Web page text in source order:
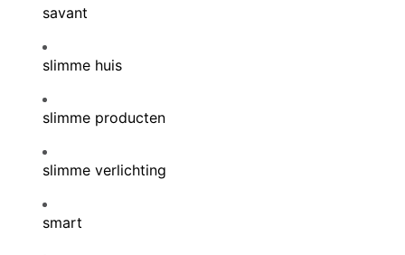
savant
slimme huis
slimme producten
slimme verlichting
smart